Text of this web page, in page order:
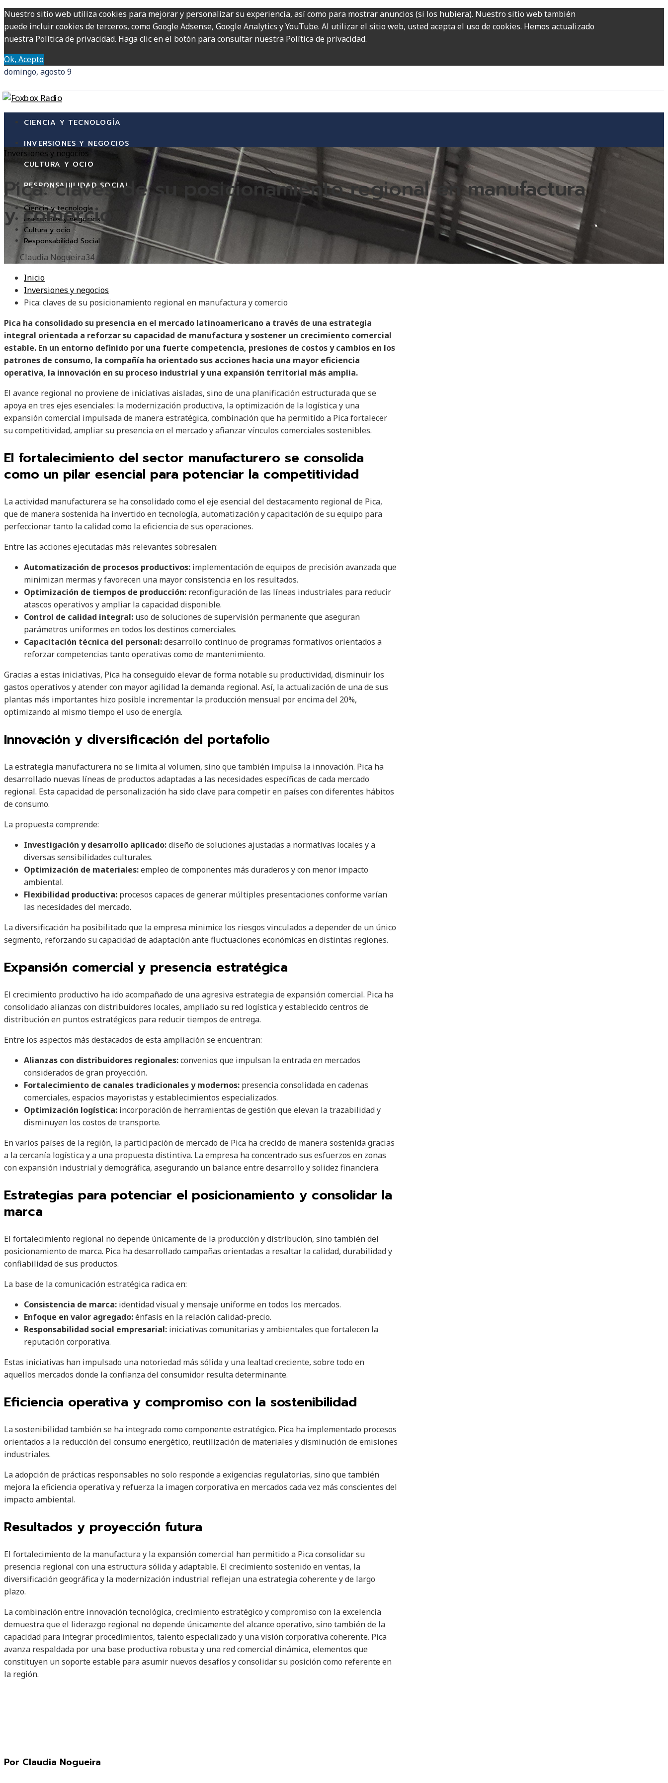
Nuestro sitio web utiliza cookies para mejorar y personalizar su experiencia, así como para mostrar anuncios (si los hubiera). Nuestro sitio web también
puede incluir cookies de terceros, como Google Adsense, Google Analytics y YouTube. Al utilizar el sitio web, usted acepta el uso de cookies. Hemos actualizado
nuestra Política de privacidad. Haga clic en el botón para consultar nuestra Política de privacidad.
Ok, Acepto
domingo, agosto 9
CIENCIA Y TECNOLOGÍA
INVERSIONES Y NEGOCIOS
CULTURA Y OCIO
RESPONSABILIDAD SOCIAL
Ciencia y tecnología
Inversiones y negocios
Cultura y ocio
Responsabilidad Social
Inversiones y negocios
Pica: claves de su posicionamiento regional en manufactura
y comercio
Claudia Nogueira34
Inicio
Inversiones y negocios
Pica: claves de su posicionamiento regional en manufactura y comercio
Pica ha consolidado su presencia en el mercado latinoamericano a través de una estrategia
integral orientada a reforzar su capacidad de manufactura y sostener un crecimiento comercial
estable. En un entorno definido por una fuerte competencia, presiones de costos y cambios en los
patrones de consumo, la compañía ha orientado sus acciones hacia una mayor eficiencia
operativa, la innovación en su proceso industrial y una expansión territorial más amplia.
El avance regional no proviene de iniciativas aisladas, sino de una planificación estructurada que se
apoya en tres ejes esenciales: la modernización productiva, la optimización de la logística y una
expansión comercial impulsada de manera estratégica, combinación que ha permitido a Pica fortalecer
su competitividad, ampliar su presencia en el mercado y afianzar vínculos comerciales sostenibles.
El fortalecimiento del sector manufacturero se consolida
como un pilar esencial para potenciar la competitividad
La actividad manufacturera se ha consolidado como el eje esencial del destacamento regional de Pica,
que de manera sostenida ha invertido en tecnología, automatización y capacitación de su equipo para
perfeccionar tanto la calidad como la eficiencia de sus operaciones.
Entre las acciones ejecutadas más relevantes sobresalen:
Automatización de procesos productivos: implementación de equipos de precisión avanzada que
minimizan mermas y favorecen una mayor consistencia en los resultados.
Optimización de tiempos de producción: reconfiguración de las líneas industriales para reducir
atascos operativos y ampliar la capacidad disponible.
Control de calidad integral: uso de soluciones de supervisión permanente que aseguran
parámetros uniformes en todos los destinos comerciales.
Capacitación técnica del personal:desarrollo continuo de programas formativos orientados a
reforzar competencias tanto operativas como de mantenimiento.
Gracias a estas iniciativas, Pica ha conseguido elevar de forma notable su productividad, disminuir los
gastos operativos y atender con mayor agilidad la demanda regional. Así, la actualización de una de sus
plantas más importantes hizo posible incrementar la producción mensual por encima del 20%,
optimizando al mismo tiempo el uso de energía.
Innovación y diversificación del portafolio
La estrategia manufacturera no se limita al volumen, sino que también impulsa la innovación. Pica ha
desarrollado nuevas líneas de productos adaptadas a las necesidades específicas de cada mercado
regional. Esta capacidad de personalización ha sido clave para competir en países con diferentes hábitos
de consumo.
La propuesta comprende:
Investigación y desarrollo aplicado:diseño de soluciones ajustadas a normativas locales y a
diversas sensibilidades culturales.
Optimización de materiales:empleo de componentes más duraderos y con menor impacto
ambiental.
Flexibilidad productiva: procesos capaces de generar múltiples presentaciones conforme varían
las necesidades del mercado.
La diversificación ha posibilitado que la empresa minimice los riesgos vinculados a depender de un único
segmento, reforzando su capacidad de adaptación ante fluctuaciones económicas en distintas regiones.
Expansión comercial y presencia estratégica
El crecimiento productivo ha ido acompañado de una agresiva estrategia de expansión comercial. Pica ha
consolidado alianzas con distribuidores locales, ampliado su red logística y establecido centros de
distribución en puntos estratégicos para reducir tiempos de entrega.
Entre los aspectos más destacados de esta ampliación se encuentran:
Alianzas con distribuidores regionales:convenios que impulsan la entrada en mercados
considerados de gran proyección.
Fortalecimiento de canales tradicionales y modernos: presencia consolidada en cadenas
comerciales, espacios mayoristas y establecimientos especializados.
Optimización logística: incorporación de herramientas de gestión que elevan la trazabilidad y
disminuyen los costos de transporte.
En varios países de la región, la participación de mercado de Pica ha crecido de manera sostenida gracias
a la cercanía logística y a una propuesta distintiva. La empresa ha concentrado sus esfuerzos en zonas
con expansión industrial y demográfica, asegurando un balance entre desarrollo y solidez financiera.
Estrategias para potenciar el posicionamiento y consolidar la
marca
El fortalecimiento regional no depende únicamente de la producción y distribución, sino también del
posicionamiento de marca. Pica ha desarrollado campañas orientadas a resaltar la calidad, durabilidad y
confiabilidad de sus productos.
La base de la comunicación estratégica radica en:
Consistencia de marca: identidad visual y mensaje uniforme en todos los mercados.
Enfoque en valor agregado:énfasis en la relación calidad-precio.
Responsabilidad social empresarial: iniciativas comunitarias y ambientales que fortalecen la
reputación corporativa.
Estas iniciativas han impulsado una notoriedad más sólida y una lealtad creciente, sobre todo en
aquellos mercados donde la confianza del consumidor resulta determinante.
Eficiencia operativa y compromiso con la sostenibilidad
La sostenibilidad también se ha integrado como componente estratégico. Pica ha implementado procesos
orientados a la reducción del consumo energético, reutilización de materiales y disminución de emisiones
industriales.
La adopción de prácticas responsables no solo responde a exigencias regulatorias, sino que también
mejora la eficiencia operativa y refuerza la imagen corporativa en mercados cada vez más conscientes del
impacto ambiental.
Resultados y proyección futura
El fortalecimiento de la manufactura y la expansión comercial han permitido a Pica consolidar su
presencia regional con una estructura sólida y adaptable. El crecimiento sostenido en ventas, la
diversificación geográfica y la modernización industrial reflejan una estrategia coherente y de largo
plazo.
La combinación entre innovación tecnológica, crecimiento estratégico y compromiso con la excelencia
demuestra que el liderazgo regional no depende únicamente del alcance operativo, sino también de la
capacidad para integrar procedimientos, talento especializado y una visión corporativa coherente. Pica
avanza respaldada por una base productiva robusta y una red comercial dinámica, elementos que
constituyen un soporte estable para asumir nuevos desafíos y consolidar su posición como referente en
la región.
Por Claudia Nogueira